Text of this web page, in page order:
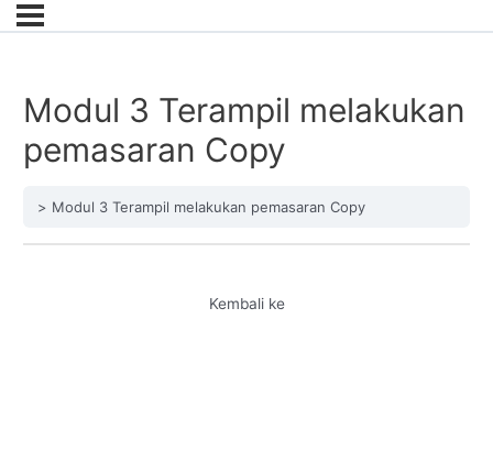
Modul 3 Terampil melakukan
pemasaran Copy
Modul 3 Terampil melakukan pemasaran Copy
Kembali ke